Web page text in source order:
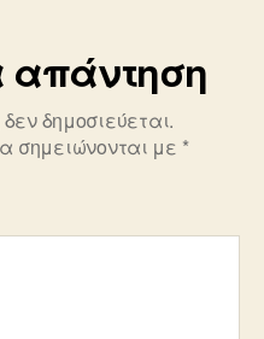
απάντηση
δημοσιεύεται.
σημειώνονται με *